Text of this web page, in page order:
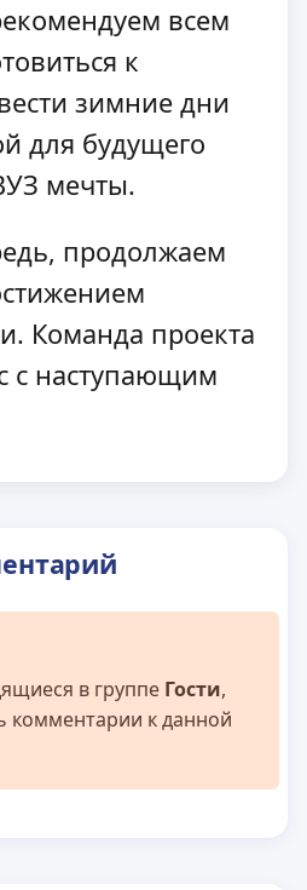
всем
к
зимние дни
для будущего
мечты.
продолжаем
Команда проекта
с наступающим
в группе Гости,
комментарии к данной